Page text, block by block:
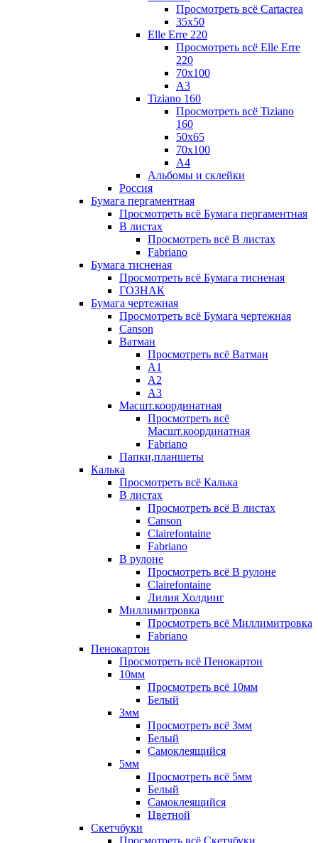
Просмотреть всё Cartacrea
35х50
Elle Erre 220
Просмотреть всё Elle Erre
220
70х100
А3
Tiziano 160
Просмотреть всё Tiziano
160
50х65
70х100
А4
Альбомы и склейки
Россия
Бумага пергаментная
Просмотреть всё Бумага пергаментная
В листах
Просмотреть всё В листах
Fabriano
Бумага тисненая
Просмотреть всё Бумага тисненая
ГОЗНАК
Бумага чертежная
Просмотреть всё Бумага чертежная
Canson
Ватман
Просмотреть всё Ватман
А1
А2
А3
Масшт.координатная
Просмотреть всё
Масшт.координатная
Fabriano
Папки,планшеты
Калька
Просмотреть всё Калька
В листах
Просмотреть всё В листах
Canson
Clairefontaine
Fabriano
В рулоне
Просмотреть всё В рулоне
Clairefontaine
Лилия Холдинг
Миллимитровка
Просмотреть всё Миллимитровка
Fabriano
Пенокартон
Просмотреть всё Пенокартон
10мм
Просмотреть всё 10мм
Белый
3мм
Просмотреть всё 3мм
Белый
Самоклеящийся
5мм
Просмотреть всё 5мм
Белый
Самоклеящийся
Цветной
Скетчбуки
Просмотреть всё Скетчбуки